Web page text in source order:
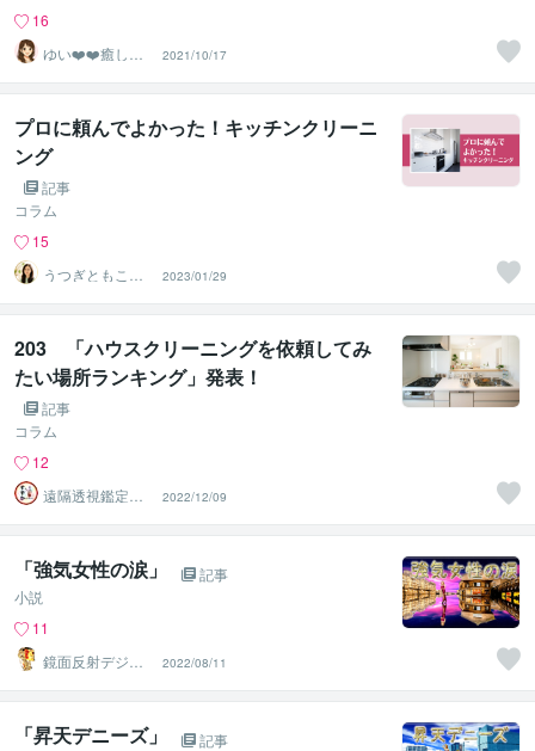
16
ゆい❤️❤️癒しの
心友
2021/10/17
プロに頼んでよかった！キッチンクリーニ
ング
記事
コラム
15
うつぎともこ
（けんちゃんマ
マ♪）
2023/01/29
203 「ハウスクリーニングを依頼してみ
たい場所ランキング」発表！
記事
コラム
12
遠隔透視鑑定
師・すずか✡
2022/12/09
「強気女性の涙」
記事
小説
11
鏡面反射デジタ
ルアート製作所
（鈴木穣）
2022/08/11
「昇天デニーズ」
記事